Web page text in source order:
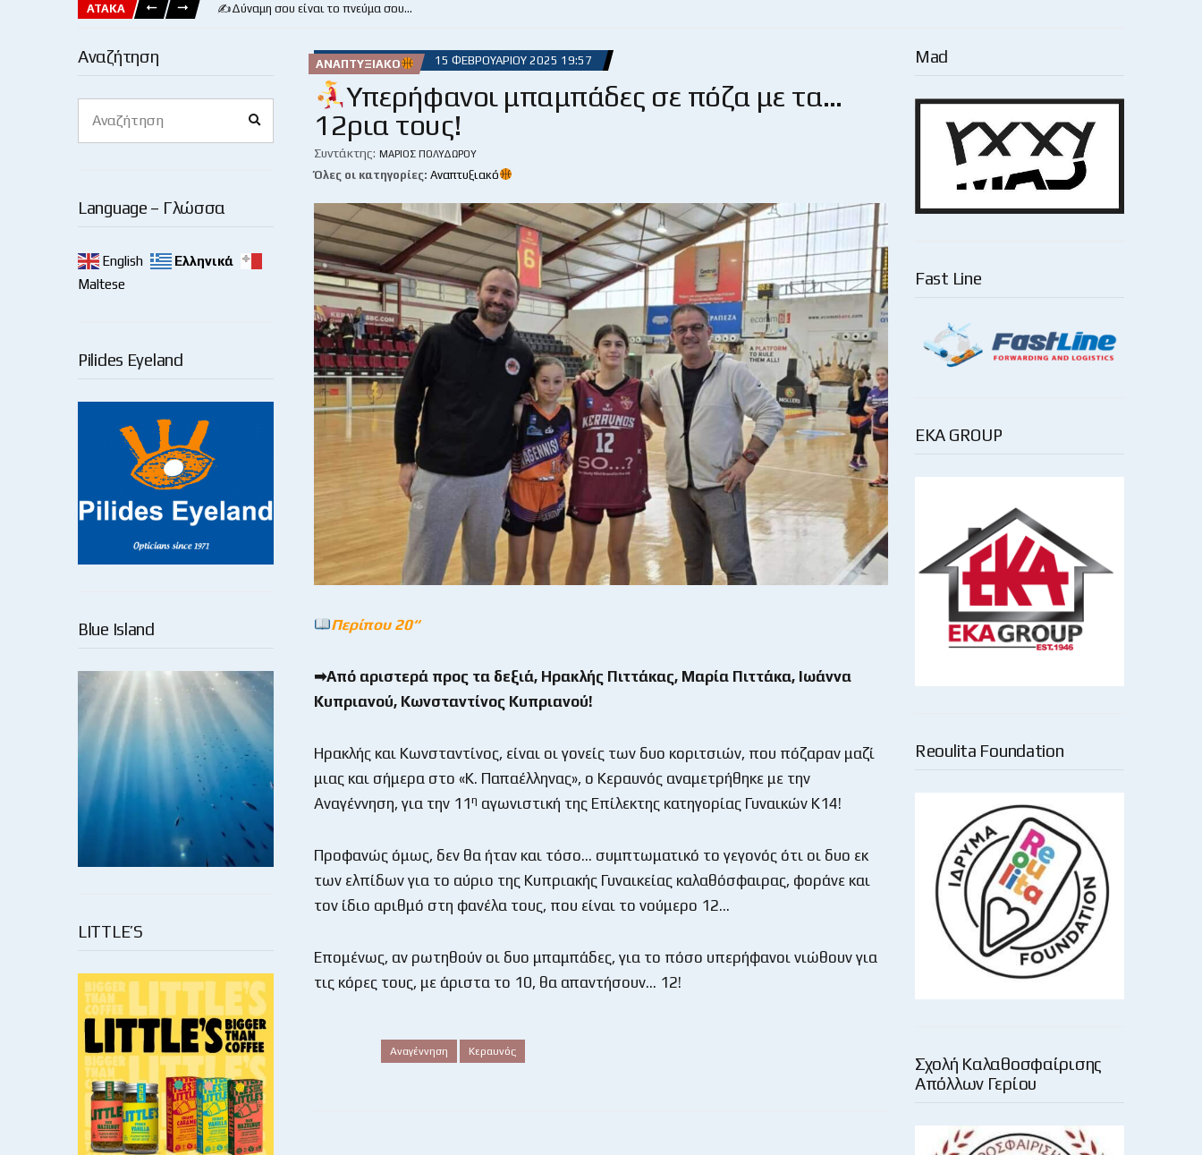
ΑΤΑΚΑ ✍️Δύναμη σου είναι το πνεύμα σου…
Αναζήτηση
for:
Language – Γλώσσα
English
Ελληνικά
Maltese
Pilides Eyeland
Blue Island
LITTLE’S
ΑΝΑΠΤΥΞΙΑΚΌ 15 ΦΕΒΡΟΥΑΡΊΟΥ 2025 19:57
Υπερήφανοι μπαμπάδες σε πόζα με τα…
12ρια τους!
Συντάκτης: ΜΆΡΙΟΣ ΠΟΛΥΔΏΡΟΥ
Όλες οι κατηγορίες: Αναπτυξιακό
Περίπου 20“
➡Από αριστερά προς τα δεξιά, Ηρακλής Πιττάκας, Μαρία Πιττάκα, Ιωάννα
Κυπριανού, Κωνσταντίνος Κυπριανού!
Ηρακλής και Κωνσταντίνος, είναι οι γονείς των δυο κοριτσιών, που πόζαραν μαζί
μιας και σήμερα στο «Κ. Παπαέλληνας», ο Κεραυνός αναμετρήθηκε με την
Αναγέννηση, για την 11η αγωνιστική της Επίλεκτης κατηγορίας Γυναικών Κ14!
Προφανώς όμως, δεν θα ήταν και τόσο… συμπτωματικό το γεγονός ότι οι δυο εκ
των ελπίδων για το αύριο της Κυπριακής Γυναικείας καλαθόσφαιρας, φοράνε και
τον ίδιο αριθμό στη φανέλα τους, που είναι το νούμερο 12…
Επομένως, αν ρωτηθούν οι δυο μπαμπάδες, για το πόσο υπερήφανοι νιώθουν για
τις κόρες τους, με άριστα το 10, θα απαντήσουν… 12!
Αναγέννηση Κεραυνός
Mad
Fast Line
EKA GROUP
Reoulita Foundation
Σχολή Καλαθοσφαίρισης
Απόλλων Γερίου